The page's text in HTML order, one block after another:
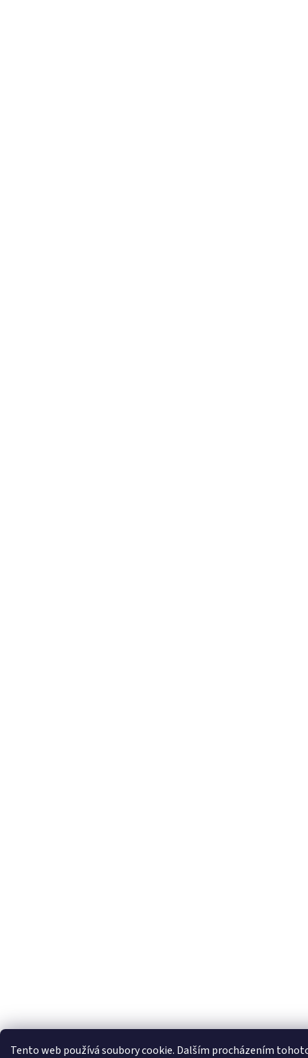
Tento web používá soubory cookie. Dalším procházením